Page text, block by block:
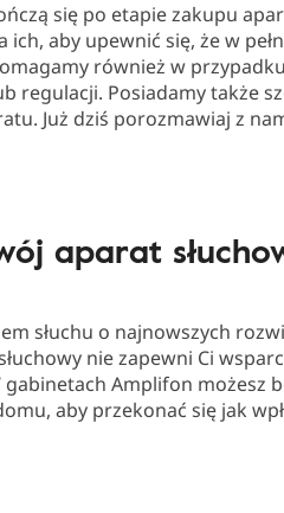
się po etapie zakupu
aby upewnić się, że w
również w
regulacji. Posiadamy także
Już dziś porozmawiaj z
aparat
słuchu o najnowszych
nie zapewni Ci
Amplifon możesz
aby przekonać się jak